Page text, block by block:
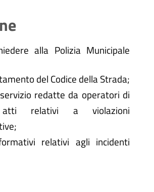
alla Polizia Municipale
del Codice della Strada;
redatte da operatori di
relativi a violazioni
relativi agli incidenti